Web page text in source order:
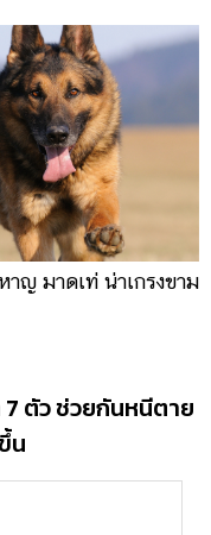
ญ มาดเท่ น่าเกรงขาม
7 ตัว ช่วยกันหนีตาย
น